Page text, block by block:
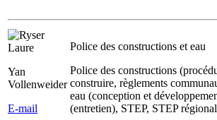
Yan
Vollenweider
E-mail
Police des constructions et eau
Police des constructions
construire, règlements
eau (conception et
(entretien), STEP, STEP